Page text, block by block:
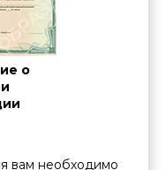
о
вам необходимо